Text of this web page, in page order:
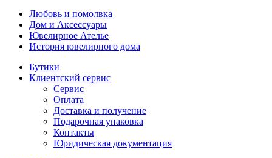
Любовь и помолвка
Дом и Аксессуары
Ювелирное Ателье
История ювелирного дома
Бутики
Клиентский сервис
Сервис
Оплата
Доставка и получение
Подарочная упаковка
Контакты
Юридическая документация